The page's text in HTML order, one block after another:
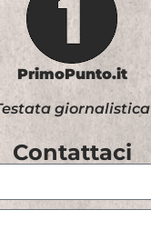
PrimoPunto.it
giornalistica
Contattaci